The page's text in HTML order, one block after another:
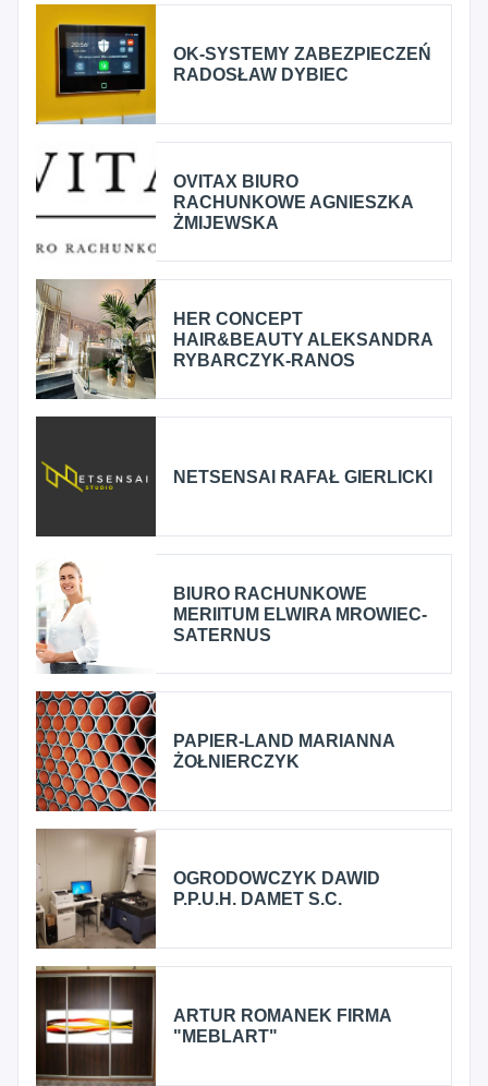
OK-SYSTEMY ZABEZPIECZEŃ
RADOSŁAW DYBIEC
OVITAX BIURO
RACHUNKOWE AGNIESZKA
ŻMIJEWSKA
HER CONCEPT
HAIR&BEAUTY ALEKSANDRA
RYBARCZYK-RANOS
NETSENSAI RAFAŁ GIERLICKI
BIURO RACHUNKOWE
MERIITUM ELWIRA MROWIEC-
SATERNUS
PAPIER-LAND MARIANNA
ŻOŁNIERCZYK
OGRODOWCZYK DAWID
P.P.U.H. DAMET S.C.
ARTUR ROMANEK FIRMA
"MEBLART"